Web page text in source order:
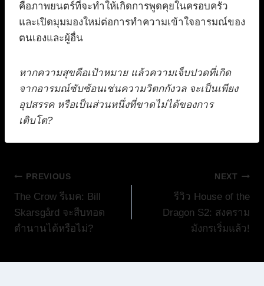
คือภาพยนตร์ที่จะทำให้เกิดการพูดคุยในครอบครัว
และเปิดมุมมองใหม่ต่อการทำความเข้าใจอารมณ์ของ
ตนเองและผู้อื่น
หากความสุขคือเป้าหมาย แล้วความเจ็บปวดที่เกิด
จากอารมณ์ซับซ้อนเช่นความวิตกกังวล จะเป็นเพียง
อุปสรรค หรือเป็นส่วนหนึ่งที่ขาดไม่ได้ของการ
เติบโต?
แนะแนว
เรื่อง
PREVIOUS
The Crow รีเมค: Bill
Skarsgård จะสืบทอด
ตำนานได้หรือไม่?
NEXT
รีวิว House of the
Dragon S2: สงคราม
มังกรเริ่มแล้ว!